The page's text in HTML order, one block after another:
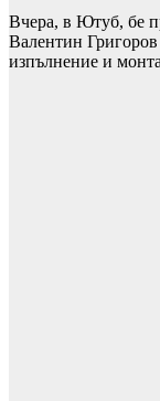
Вчера, в Ютуб, бе
Валентин
изпълнение и